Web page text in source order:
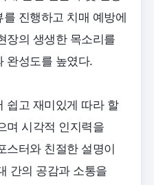
진행하고 치매 예방에
장의 생생한 목소리를
완성도를 높였다.
쉽고 재미있게 따라 할
며 시각적 인지력을
스터와 친절한 설명이
간의 공감과 소통을